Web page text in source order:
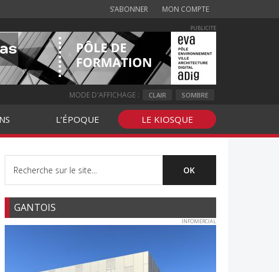
S’ABONNER MON COMPTE
PUBLICITE
MODE D'AFFICHAGE : CLAIR SOMBRE
L’ÉPOQUE LE KIOSQUE
GANTOIS
INFOMERCIAL